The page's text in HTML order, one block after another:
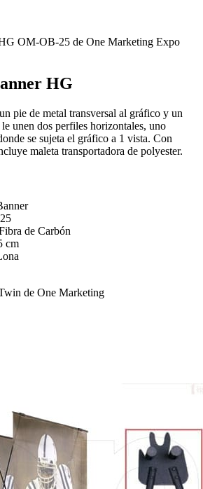
HG
pie de metal transversal al gráfico y un
unen dos perfiles horizontales, uno
se sujeta el gráfico a 1 vista. Con
maleta transportadora de polyester.
de Carbón
cm